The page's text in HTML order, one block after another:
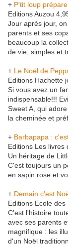
+ P'tit loup
Editions Auzou
Jour après jour,
parents et ses
beaucoup la
de vie, simples et
+ Le Noël de
Editions Hachette
Si vous avez un
indispensable!!!
Sweet A, qui
la cheminée et
+ Barbapapa :
Editions Les
Un héritage de
C'est toujours un
en sapin rose et
+ Demain c'est
Editions Ecole
C'est l'histoire
avec ses parents
magnifique : les
d'un Noël